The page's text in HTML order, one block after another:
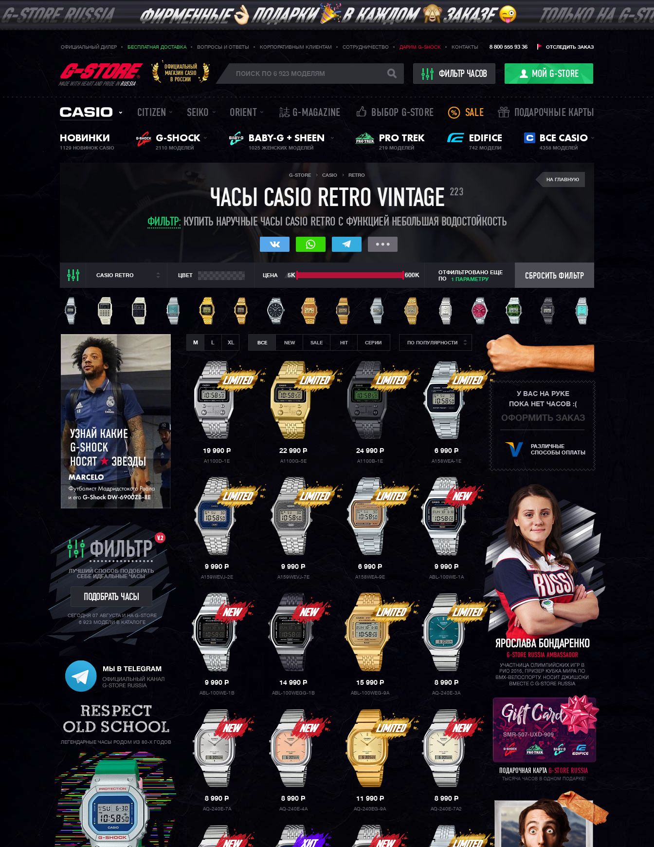
ОФИЦИАЛЬНЫЙ ДИЛЕР БЕСПЛАТНАЯ ДОСТАВКА ВОПРОСЫ И ОТВЕТЫ КОРПОРАТИВНЫМ КЛИЕНТАМ СОТРУДНИЧЕСТВО ДАРИМ G-SHOCK КОНТАКТЫ ОТСЛЕДИТЬ ЗАКАЗ
8 800 555 93 36
MADE WITH HEART AND PRIDE INRUSSIA
ОФИЦИАЛЬНЫЙ
МАГАЗИН CASIO
В РОССИИ
ФИЛЬТР ЧАСОВ МОЙ G-STORE
CITIZEN SEIKO ORIENT 誌 G-MAGAZINE ВЫБОР G-STORE SALE ПОДАРОЧНЫЕ КАРТЫ
НОВИНКИ
1129 НОВИНОК CASIO
G-SHOCK
2110 МОДЕЛЕЙ
ЖЕНСКИЕ ЧАСЫ
BABY-G + SHEEN
1025 ЖЕНСКИХ МОДЕЛЕЙ
PRO TREK
219 МОДЕЛЕЙ
EDIFICE
742 МОДЕЛИ
ВСЕ CASIO
4358 МОДЕЛЕЙ
НА ГЛАВНУЮ
G-STORE CASIO RETRO
ЧАСЫ CASIO RETRO VINTAGE 223
ФИЛЬТР: КУПИТЬ НАРУЧНЫЕ ЧАСЫ CASIO RETRO С ФУНКЦИЕЙ НЕБОЛЬШАЯ ВОДОСТОЙКОСТЬ
CASIO RETRO
ВСЕ CASIO
CASIO G-SHOCK
CASIO BABY-G
CASIO PRO TREK
CASIO EDIFICE
CITIZEN
SEIKO
ORIENT
ЦВЕТ ЦЕНА 5К 600К
ОТФИЛЬТРОВАНО ЕЩЕ
ПО
1 ПАРАМЕТРУ СБРОСИТЬ ФИЛЬТР
V.2
ФИЛЬТР
ЛУЧШИЙ СПОСОБ ПОДОБРАТЬ
СЕБЕ ИДЕАЛЬНЫЕ ЧАСЫ
ПОДОБРАТЬ ЧАСЫ
СЕГОДНЯ 07 АВГУСТА И НА G-STORE
6 923 МОДЕЛИ В КАТАЛОГЕ
ЛЕГЕНДАРНЫЕ ЧАСЫ РОДОМ ИЗ 80-Х ГОДОВ
M XL ВСЕ NEW SALE HIT СЕРИИ ПО ПОПУЛЯРНОСТИ
19 990P
A1100D-1E
22 990P
A1100G-5E
24 990P
A1100B-1E
6 990P
A158WEA-1E
9 990P
A159WEVJ-2E
9 990P
A159WEVJ-7E
6 990P
A158WEA-9E
9 990P
ABL-100WE-1A
9 990P
ABL-100WE-1B
14 990P
ABL-100WEGG-1B
15 990P
ABL-100WEG-9A
8 990P
AQ-240E-3A
8 990P
AQ-240E-7A
8 990P
AQ-240E-4A
11 990P
AQ-240EG-9A
8 990P
AQ-240E-7A2
У ВАС НА РУКЕ
ПОКА НЕТ ЧАСОВ :(
ОФОРМИТЬ ЗАКАЗ
РАЗЛИЧНЫЕ
СПОСОБЫ ОПЛАТЫ
ПОДАРОЧНАЯ КАРТА G-STORE RUSSIA
ТЫСЯЧА ЧАСОВ В ОДНОМ ПОДАРКЕ!